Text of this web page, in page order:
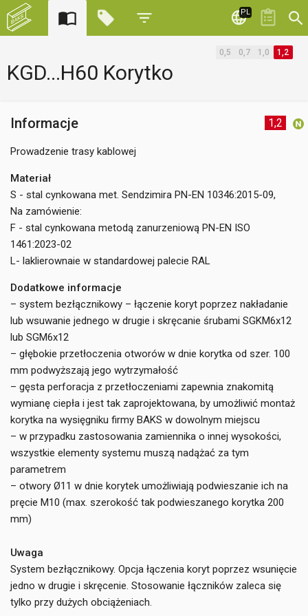
PL
KGD...H60 Korytko
0,5 0,7 1,0 1,2
1,2
Informacje
Prowadzenie trasy kablowej
Materiał
S - stal cynkowana met. Sendzimira PN-EN 10346:2015-09,
Na zamówienie:
F - stal cynkowana metodą zanurzeniową PN-EN ISO
1461:2023-02
L- laklierownaie w standardowej palecie RAL
Dodatkowe informacje
– system bezłącznikowy – łączenie koryt poprzez nakładanie
lub wsuwanie jednego w drugie i skręcanie śrubami SGKM6x12
lub SGM6x12
– głębokie przetłoczenia otworów w dnie korytka od szer. 100
mm podwyższają jego wytrzymałość
– gęsta perforacja z przetłoczeniami zapewnia znakomitą
wymianę ciepła i jest tak zaprojektowana, by umożliwić montaż
korytka na wysięgniku firmy BAKS w dowolnym miejscu
– w przypadku zastosowania zamiennika o innej wysokości,
wszystkie elementy systemu muszą nadążać za tym
parametrem
– otwory Ø11 w dnie korytek umożliwiają podwieszanie ich na
pręcie M10 (max. szerokość tak podwieszanego korytka 200
mm)
Uwaga
System bezłącznikowy. Opcja łączenia koryt poprzez wsunięcie
jedno w drugie i skręcenie. Stosowanie łączników zaleca się
tylko przy dużych obciążeniach.